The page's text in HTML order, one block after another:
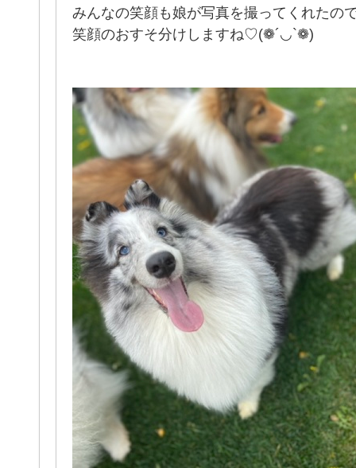
みんなの笑顔も娘が写真を撮ってくれたの
笑顔のおすそ分けしますね♡(❁´◡`❁)